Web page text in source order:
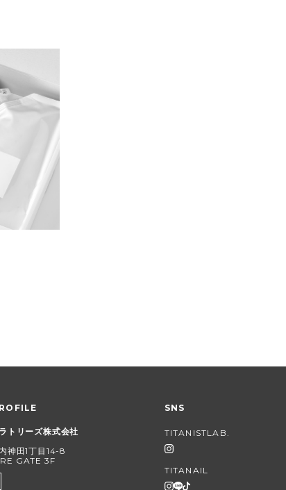
トリーズ株式会社
神田1丁目14-8
GATE 3F
SNS
TITANISTLAB.
TITANAIL